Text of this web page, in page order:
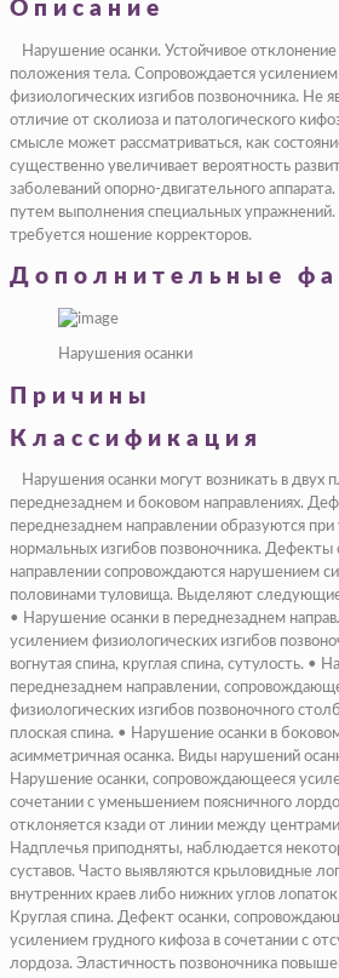
Описание
Нарушение осанки. Устойчивое
положения тела. Сопровождается
физиологических изгибов позвоночника. Не
отличие от сколиоза и патологического
смысле может рассматриваться, как
существенно увеличивает вероятность
заболеваний опорно-двигательного
путем выполнения специальных упражнений.
требуется ношение корректоров.
Дополнительные
Нарушения осанки
Причины
Классификация
Нарушения осанки могут возникать в двух
переднезаднем и боковом направлениях.
переднезаднем направлении образуются
нормальных изгибов позвоночника. Дефекты
направлении сопровождаются нарушением
половинами туловища. Выделяют
• Нарушение осанки в переднезаднем
усилением физиологических изгибов
вогнутая спина, круглая спина, сутулость. •
переднезаднем направлении,
физиологических изгибов позвоночного
плоская спина. • Нарушение осанки в
асимметричная осанка. Виды нарушений
Нарушение осанки, сопровождающееся
сочетании с уменьшением поясничного
отклоняется кзади от линии между
Надплечья приподняты, наблюдается
суставов. Часто выявляются крыловидные
внутренних краев либо нижних углов
Круглая спина. Дефект осанки,
усилением грудного кифоза в сочетании с
лордоза. Эластичность позвоночника